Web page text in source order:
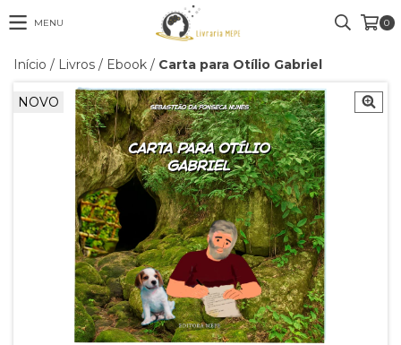
MENU 0
Início / Livros / Ebook / Carta para Otílio Gabriel
NOVO